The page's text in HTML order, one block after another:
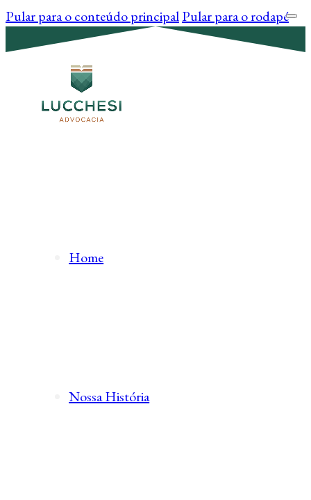
Pular para o conteúdo principalPular para o rodapé
Home
Nossa História